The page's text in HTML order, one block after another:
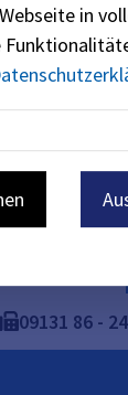
09131 86 -
in